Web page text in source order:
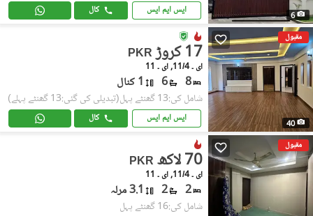
6 ایس ایم ایس کال
مقبول
40
PKR 17 کروڑ
ای ۔ 11/4, ای ۔ 11
8
6 1 کنال
شامل کی:13 گھنٹے پہل (تبدیلی کی گئی:13 گھنٹے پہلے)
ایس ایم ایس کال
مقبول
PKR 70 لاکھ
ای ۔ 11/4, ای ۔ 11
2
2 3.1 مرلہ
شامل کی:16 گھنٹے پہل